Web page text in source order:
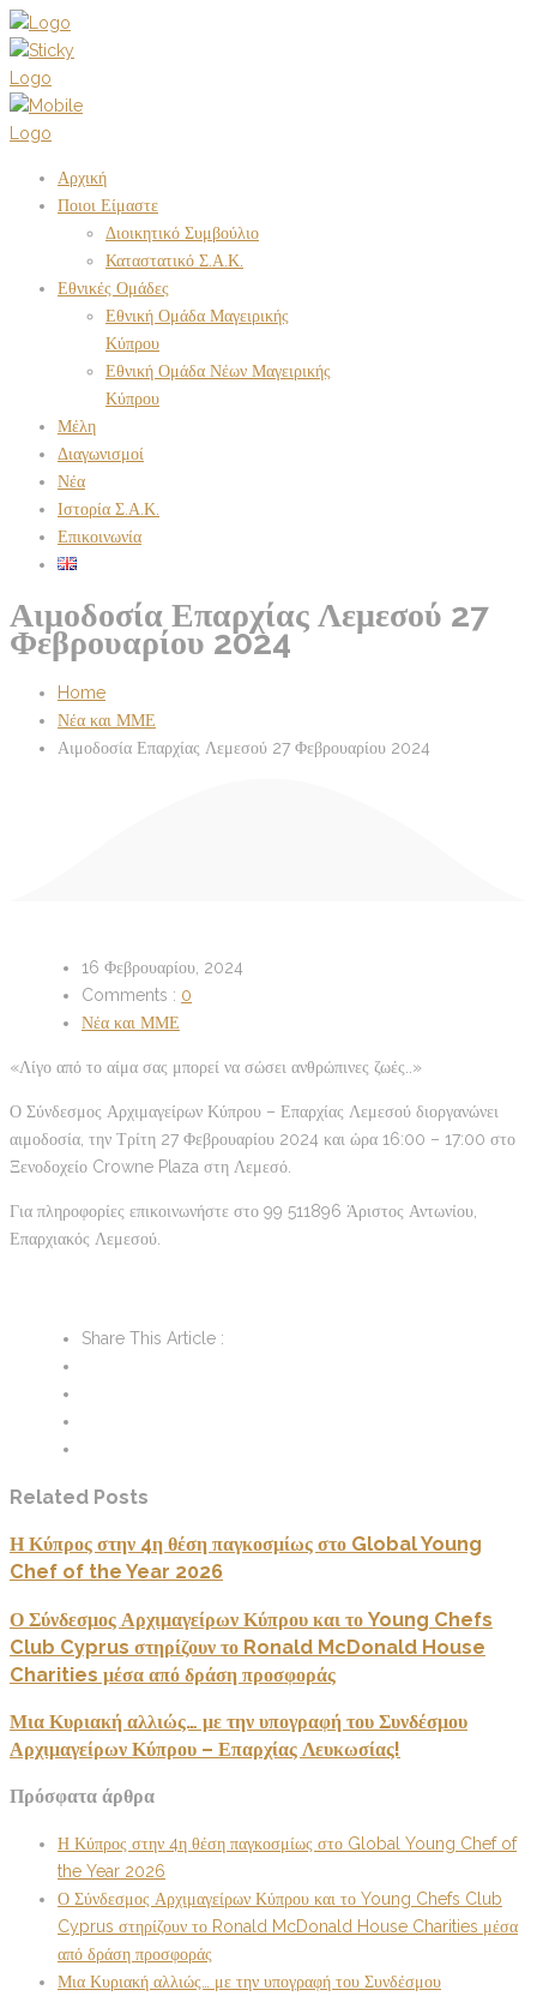
Αρχική
Ποιοι Είμαστε
Διοικητικό Συμβούλιο
Καταστατικό Σ.Α.Κ.
Εθνικές Ομάδες
Εθνική Ομάδα Μαγειρικής
Κύπρου
Εθνική Ομάδα Νέων Μαγειρικής
Κύπρου
Μέλη
Διαγωνισμοί
Νέα
Ιστορία Σ.Α.Κ.
Επικοινωνία
Αιμοδοσία Επαρχίας Λεμεσού 27
Φεβρουαρίου 2024
Home
Νέα και ΜΜΕ
Αιμοδοσία Επαρχίας Λεμεσού 27 Φεβρουαρίου 2024
16 Φεβρουαρίου, 2024
Comments : 0
Νέα και ΜΜΕ
«Λίγο από το αίμα σας μπορεί να σώσει ανθρώπινες ζωές..»
Ο Σύνδεσμος Αρχιμαγείρων Κύπρου – Επαρχίας Λεμεσού διοργανώνει
αιμοδοσία, την Τρίτη 27 Φεβρουαρίου 2024 και ώρα 16:00 – 17:00 στο
Ξενοδοχείο Crowne Plaza στη Λεμεσό.
Για πληροφορίες επικοινωνήστε στο 99 511896 Άριστος Αντωνίου,
Επαρχιακός Λεμεσού.
Share This Article :
Related Posts
Η Κύπρος στην 4η θέση παγκοσμίως στο Global Young
Chef of the Year 2026
Ο Σύνδεσμος Αρχιμαγείρων Κύπρου και το Young Chefs
Club Cyprus στηρίζουν το Ronald McDonald House
Charities μέσα από δράση προσφοράς
Μια Κυριακή αλλιώς… με την υπογραφή του Συνδέσμου
Αρχιμαγείρων Κύπρου – Επαρχίας Λευκωσίας!
Πρόσφατα άρθρα
Η Κύπρος στην 4η θέση παγκοσμίως στο Global Young Chef of
the Year 2026
Ο Σύνδεσμος Αρχιμαγείρων Κύπρου και το Young Chefs Club
Cyprus στηρίζουν το Ronald McDonald House Charities μέσα
από δράση προσφοράς
Μια Κυριακή αλλιώς… με την υπογραφή του Συνδέσμου